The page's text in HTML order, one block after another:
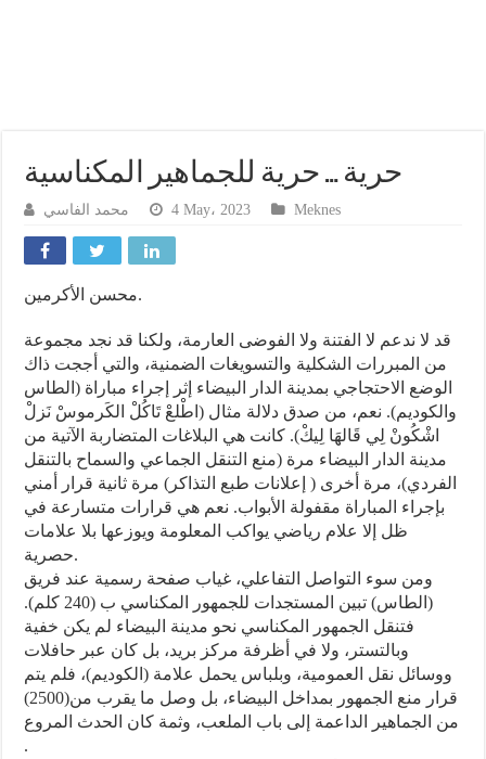
حرية … حرية للجماهير المكناسية
محمد الفاسي 4 May، 2023 Meknes
محسن الأكرمين.
قد لا ندعم لا الفتنة ولا الفوضى العارمة، ولكنا قد نجد مجموعة
من المبررات الشكلية والتسويغات الضمنية، والتي أججت ذاك
الوضع الاحتجاجي بمدينة الدار البيضاء إثر إجراء مباراة (الطاس
والكوديم). نعم، من صدق دلالة مثال (اطْلعْ تَاكُلْ الكَرموسْ نَزلْ
اشْكُونْ لِي قَالهَا لِيكْ). كانت هي البلاغات المتضاربة الآتية من
مدينة الدار البيضاء مرة (منع التنقل الجماعي والسماح بالتنقل
الفردي)، مرة أخرى ( إعلانات طبع التذاكر) مرة ثانية قرار أمني
بإجراء المباراة مقفولة الأبواب. نعم هي قرارات متسارعة في
ظل إلا علام رياضي يواكب المعلومة ويوزعها بلا علامات
حصرية.
ومن سوء التواصل التفاعلي، غياب صفحة رسمية عند فريق
(الطاس) تبين المستجدات للجمهور المكناسي ب (240 كلم).
فتنقل الجمهور المكناسي نحو مدينة البيضاء لم يكن خفية
وبالتستر، ولا في أظرفة مركز بريد، بل كان عبر حافلات
ووسائل نقل العمومية، وبلباس يحمل علامة (الكوديم)، فلم يتم
قرار منع الجمهور بمداخل البيضاء، بل وصل ما يقرب من(2500)
من الجماهير الداعمة إلى باب الملعب، وثمة كان الحدث المروع
.